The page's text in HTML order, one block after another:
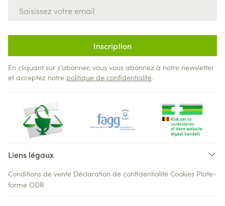
Inscription
En cliquant sur s'abonner, vous vous abonnez à notre newsletter
et acceptez notre politique de confidentialité.
Liens légaux
Conditions de vente Déclaration de confidentialité Cookies Plate-
forme ODR